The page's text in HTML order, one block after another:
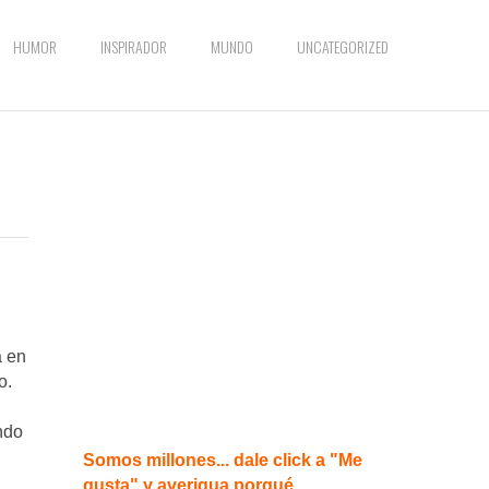
HUMOR INSPIRADOR MUNDO UNCATEGORIZED
en
Somos millones... dale click a "Me
gusta" y averigua porqué